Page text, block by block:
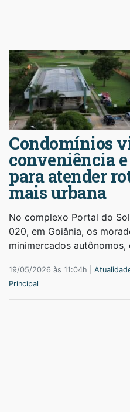
Condomínios
conveniência
para atender
mais urbana
No complexo Portal do
020, em Goiânia, os
minimercados
19/05/2026 às 11:04h |
Principal